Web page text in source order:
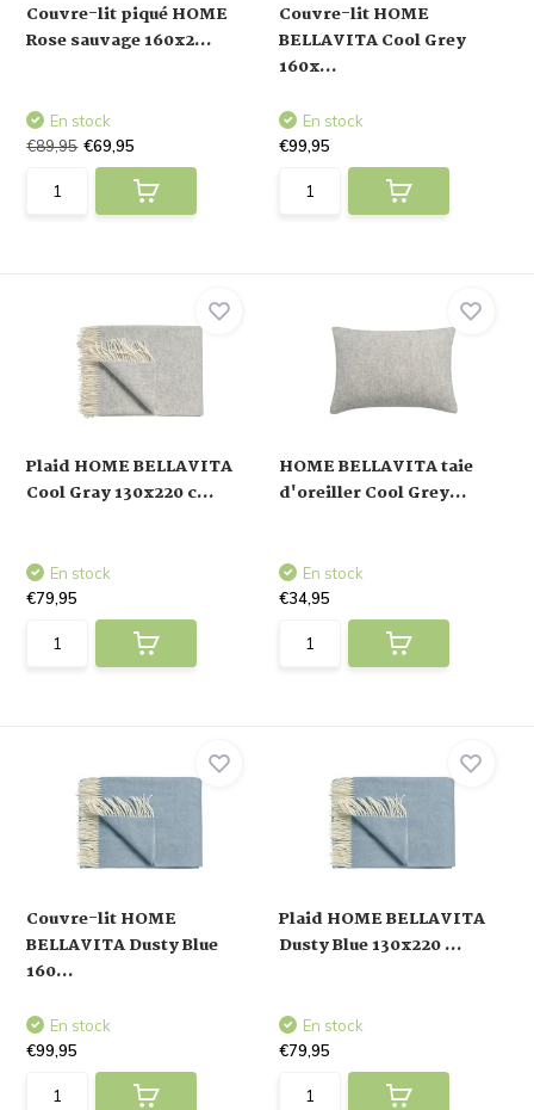
Couvre-lit piqué HOME
Rose sauvage 160x2...
En stock
€89,95 €69,95
Couvre-lit HOME
BELLAVITA Cool Grey
160x...
En stock
€99,95
Plaid HOME BELLAVITA
Cool Gray 130x220 c...
En stock
€79,95
HOME BELLAVITA taie
d'oreiller Cool Grey...
En stock
€34,95
Couvre-lit HOME
BELLAVITA Dusty Blue
160...
En stock
€99,95
Plaid HOME BELLAVITA
Dusty Blue 130x220 ...
En stock
€79,95